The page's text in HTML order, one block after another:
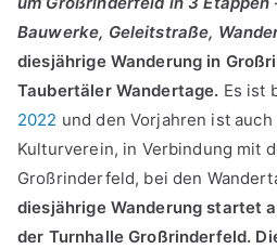
Bauwerke, Geleitstraße,
diesjährige Wanderung in
Taubertäler Wandertage. Es ist
2022 und den Vorjahren ist
Kulturverein, in Verbindung mit
Großrinderfeld, bei den
diesjährige Wanderung startet
der Turnhalle Großrinderfeld.